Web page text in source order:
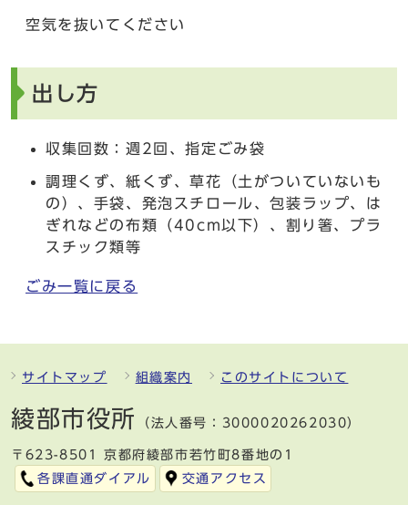
空気を抜いてください
出し方
収集回数：週2回、指定ごみ袋
調理くず、紙くず、草花（土がついていないも
の）、手袋、発泡スチロール、包装ラップ、は
ぎれなどの布類（40cm以下）、割り箸、プラ
スチック類等
ごみ一覧に戻る
サイトマップ 組織案内 このサイトについて
綾部市役所 （法人番号：3000020262030）
〒623-8501 京都府綾部市若竹町8番地の1
各課直通ダイアル
交通アクセス